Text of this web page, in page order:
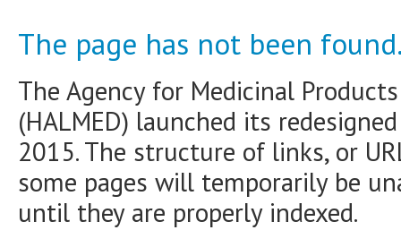
The page has not been
The Agency for Medicinal
(HALMED) launched its
2015. The structure of links, or
some pages will temporarily be
until they are properly indexed.